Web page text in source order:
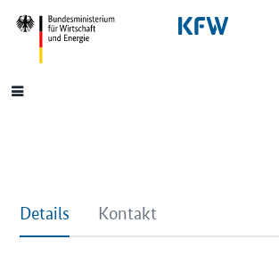
SrOnlyNavigation
Hauptmenü
Details Kontakt